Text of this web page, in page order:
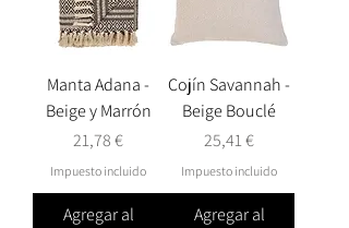
Manta Adana -
Beige y Marrón
Precio
21,78 €
Impuesto incluido
Agregar al
Cojín Savannah -
Beige Bouclé
Precio
25,41 €
Impuesto incluido
Agregar al